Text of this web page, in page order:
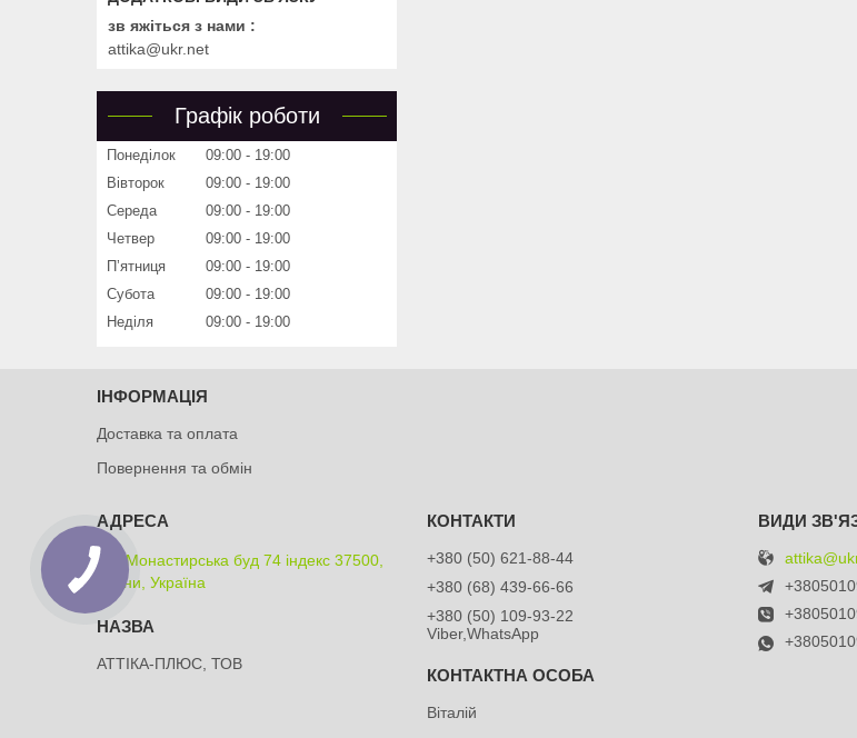
зв яжіться з нами
attika@ukr.net
Графік роботи
Понеділок 09:00
19:00
Вівторок
09:00
19:00
Середа
09:00
19:00
Четвер
09:00
19:00
Пʼятниця
09:00
19:00
Субота
09:00
19:00
Неділя
09:00 19:00
ІНФОРМАЦІЯ
Доставка та оплата
Повернення та обмін
вул Монастирська буд 74 індекс 37500,
Лубни, Україна
АТТІКА-ПЛЮС, ТОВ
+380 (50) 621-88-44
+380 (68) 439-66-66
+380 (50) 109-93-22
Viber,WhatsApp
Віталій